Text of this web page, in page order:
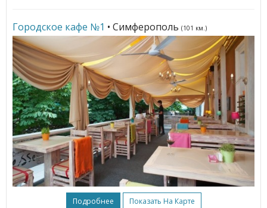
Городское кафе №1 • Симферополь (101 км.)
Подробнее Показать На Карте